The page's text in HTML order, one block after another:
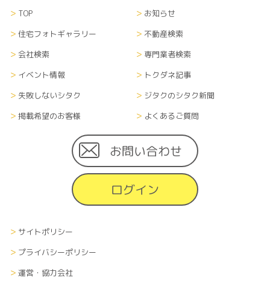
TOP
お知らせ
住宅フォトギャラリー
不動産検索
会社検索
専門業者検索
イベント情報
トクダネ記事
失敗しないシタク
ジタクのシタク新聞
掲載希望のお客様
よくあるご質問
お問い合わせ
ログイン
サイトポリシー
プライバシーポリシー
運営・協力会社